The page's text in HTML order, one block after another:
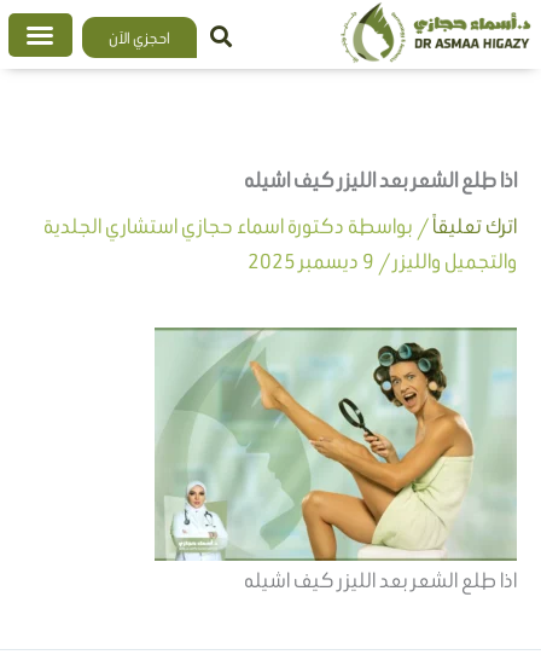
تخطي
إلى
احجزي الآن
اذا طلع الشعر بعد الليزر كيف اشيله
اترك تعليقاً/ بواسطة دكتورة اسماء حجازي استشاري الجلدية
والتجميل والليزر/ 9 ديسمبر 2025
اذا طلع الشعر بعد الليزر كيف اشيله